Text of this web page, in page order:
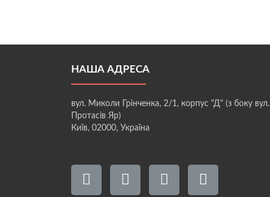
НАША АДРЕСА
вул. Миколи Грінченка, 2/1, корпус "Д" (з боку вул.
Протасів Яр)
Київ, 02000, Україна